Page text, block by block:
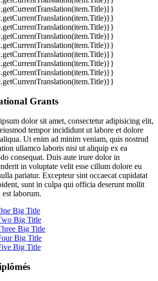
Grants
dolor sit amet, consectetur adipisicing elit,
tempor incididunt ut labore et dolore
Ut enim ad minim veniam, quis nostrud
ullamco laboris nisi ut aliquip ex ea
consequat. Duis aute irure dolor in
in voluptate velit esse cillum dolore eu
pariatur. Excepteur sint occaecat cupidatat
sunt in culpa qui officia deserunt mollit
laborum.
Big Title
Big Title
Big Title
Big Title
Big Title